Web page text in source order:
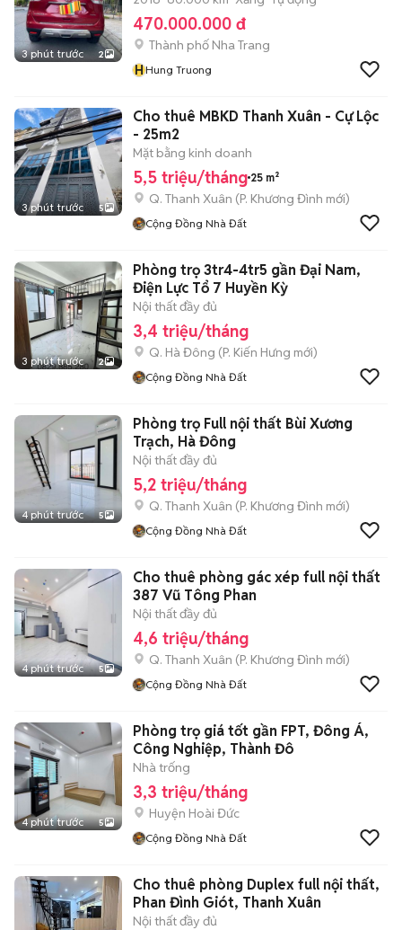
3 phút trước 2
470.000.000 đ
Thành phố Nha Trang
HHung Truong
3 phút trước 5
Cho thuê MBKD Thanh Xuân - Cự Lộc
- 25m2
Mặt bằng kinh doanh
5,5 triệu/tháng 25 m²
Q. Thanh Xuân (P. Khương Đình mới)
Cộng Đồng Nhà Đất
3 phút trước 2
Phòng trọ 3tr4-4tr5 gần Đại Nam,
Điện Lực Tổ 7 Huyền Kỳ
Nội thất đầy đủ
3,4 triệu/tháng
Q. Hà Đông (P. Kiến Hưng mới)
Cộng Đồng Nhà Đất
4 phút trước 5
Phòng trọ Full nội thất Bùi Xương
Trạch, Hà Đông
Nội thất đầy đủ
5,2 triệu/tháng
Q. Thanh Xuân (P. Khương Đình mới)
Cộng Đồng Nhà Đất
4 phút trước 5
Cho thuê phòng gác xép full nội thất
387 Vũ Tông Phan
Nội thất đầy đủ
4,6 triệu/tháng
Q. Thanh Xuân (P. Khương Đình mới)
Cộng Đồng Nhà Đất
4 phút trước 5
Phòng trọ giá tốt gần FPT, Đông Á,
Công Nghiệp, Thành Đô
Nhà trống
3,3 triệu/tháng
Huyện Hoài Đức
Cộng Đồng Nhà Đất
Cho thuê phòng Duplex full nội thất,
Phan Đình Giót, Thanh Xuân
Nội thất đầy đủ